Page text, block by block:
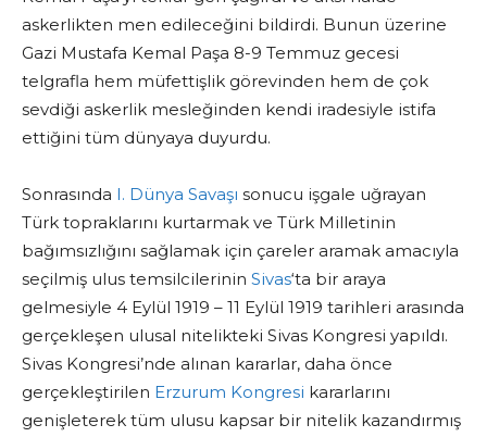
askerlikten men edileceğini bildirdi. Bunun üzerine
Gazi Mustafa Kemal Paşa 8-9 Temmuz gecesi
telgrafla hem müfettişlik görevinden hem de çok
sevdiği askerlik mesleğinden kendi iradesiyle istifa
ettiğini tüm dünyaya duyurdu.
Sonrasında I. Dünya Savaşı sonucu işgale uğrayan
Türk topraklarını kurtarmak ve Türk Milletinin
bağımsızlığını sağlamak için çareler aramak amacıyla
seçilmiş ulus temsilcilerinin Sivas‘ta bir araya
gelmesiyle 4 Eylül 1919 – 11 Eylül 1919 tarihleri arasında
gerçekleşen ulusal nitelikteki Sivas Kongresi yapıldı.
Sivas Kongresi’nde alınan kararlar, daha önce
gerçekleştirilen Erzurum Kongresi kararlarını
genişleterek tüm ulusu kapsar bir nitelik kazandırmış